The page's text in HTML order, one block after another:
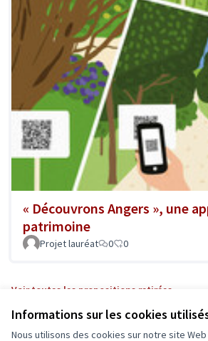
Informations sur les cookies
Nous utilisons des cookies sur notre site
« Découvrons Angers », une
patrimoine
Projet lauréat 0 0
Voir toutes les propositions retirées
Conditions d'utilisation